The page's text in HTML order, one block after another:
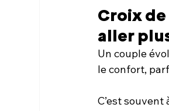
Croix
aller
Un couple
le confort,
C’est souvent